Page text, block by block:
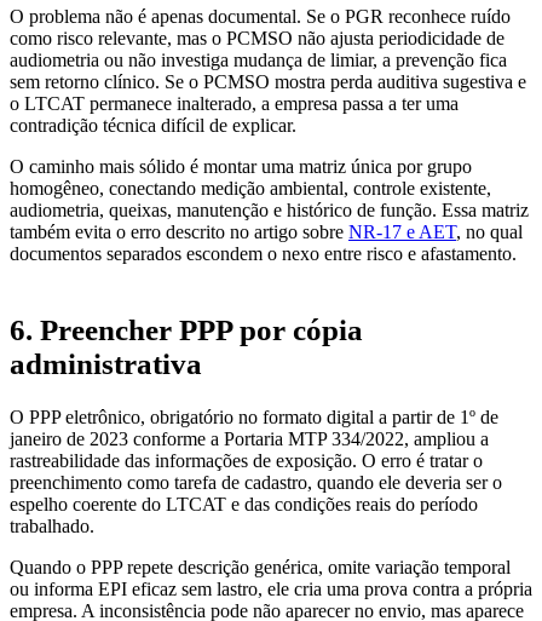
O problema não é apenas documental. Se o PGR reconhece ruído
como risco relevante, mas o PCMSO não ajusta periodicidade de
audiometria ou não investiga mudança de limiar, a prevenção fica
sem retorno clínico. Se o PCMSO mostra perda auditiva sugestiva e
o LTCAT permanece inalterado, a empresa passa a ter uma
contradição técnica difícil de explicar.
O caminho mais sólido é montar uma matriz única por grupo
homogêneo, conectando medição ambiental, controle existente,
audiometria, queixas, manutenção e histórico de função. Essa matriz
também evita o erro descrito no artigo sobre NR-17 e AET, no qual
documentos separados escondem o nexo entre risco e afastamento.
6. Preencher PPP por cópia
administrativa
O PPP eletrônico, obrigatório no formato digital a partir de 1º de
janeiro de 2023 conforme a Portaria MTP 334/2022, ampliou a
rastreabilidade das informações de exposição. O erro é tratar o
preenchimento como tarefa de cadastro, quando ele deveria ser o
espelho coerente do LTCAT e das condições reais do período
trabalhado.
Quando o PPP repete descrição genérica, omite variação temporal
ou informa EPI eficaz sem lastro, ele cria uma prova contra a própria
empresa. A inconsistência pode não aparecer no envio, mas aparece